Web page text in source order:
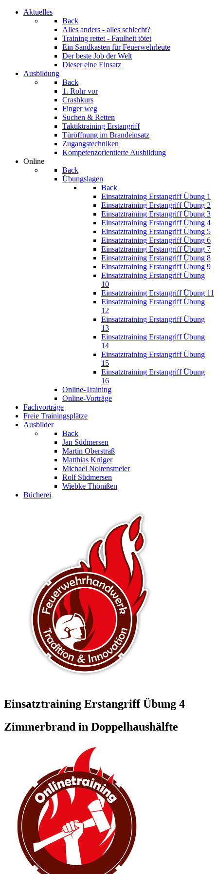
Aktuelles
Back
Alles anders - alles schlecht?
Training rettet - Faulheit tötet
Ein Sandkasten für Feuerwehrleute
Der beste Job der Welt
Dieser eine Einsatz
Ausbildung
Back
1. Rohr vor
Crashkurs
Finger weg
Suchen & Retten
Taktiktraining Erstangriff
Türöffnung im Brandeinsatz
Zugangstechniken
Kompetenzorientierte Ausbildung
Online
Back
Übungslagen
Back
Einsatztraining Erstangriff Übung 1
Einsatztraining Erstangriff Übung 2
Einsatztraining Erstangriff Übung 3
Einsatztraining Erstangriff Übung 4
Einsatztraining Erstangriff Übung 5
Einsatztraining Erstangriff Übung 6
Einsatztraining Erstangriff Übung 7
Einsatztraining Erstangriff Übung 8
Einsatztraining Erstangriff Übung 9
Einsatztraining Erstangriff Übung
10
Einsatztraining Erstangriff Übung 11
Einsatztraining Erstangriff Übung
12
Einsatztraining Erstangriff Übung
13
Einsatztraining Erstangriff Übung
14
Einsatztraining Erstangriff Übung
15
Einsatztraining Erstangriff Übung
16
Online-Training
Online-Vorträge
Fachvorträge
Freie Trainingsplätze
Ausbilder
Back
Jan Südmersen
Martin Oberstraß
Matthias Krüger
Michael Noltensmeier
Rolf Südmersen
Wiebke Thönißen
Bücherei
Einsatztraining Erstangriff Übung 4
Zimmerbrand in Doppelhaushälfte